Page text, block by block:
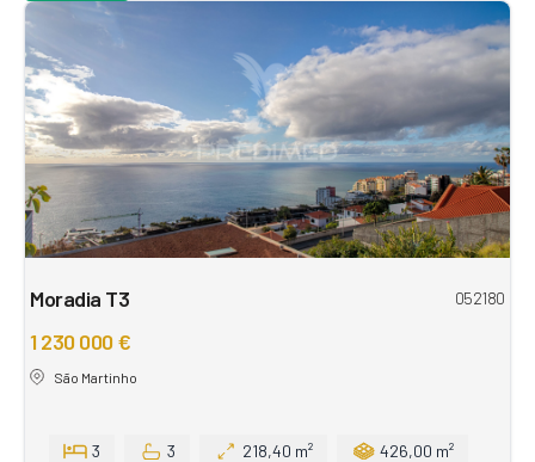
Moradia T3 052180
1 230 000 €
São Martinho
3 3 218,40 m² 426,00 m²